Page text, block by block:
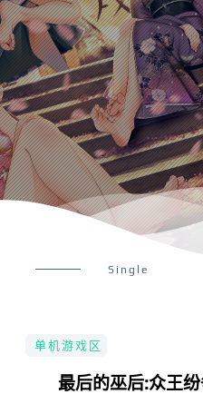
Single
单机游戏区
最后的巫后:众王